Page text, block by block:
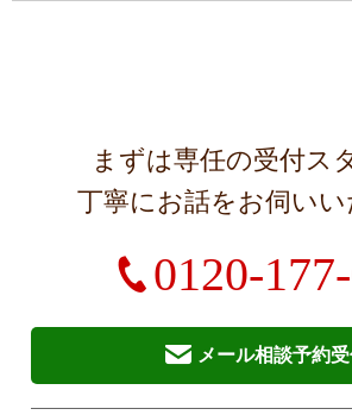
まずは専任の受付ス
丁寧にお話をお伺い
0120-
メール相談予約